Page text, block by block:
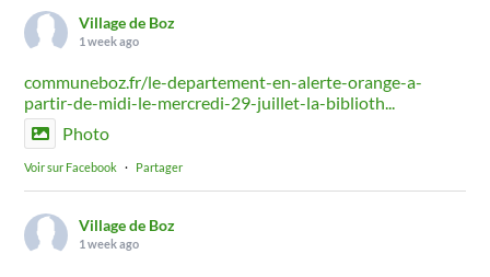
Village de Boz
1 week ago
communeboz.fr/le-departement-en-alerte-orange-a-
partir-de-midi-le-mercredi-29-juillet-la-biblioth...
Photo
Voir sur Facebook · Partager
Village de Boz
1 week ago